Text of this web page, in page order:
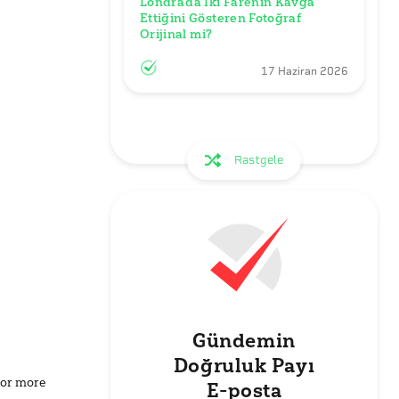
more
Ettiğini Gösteren Fotoğraf
Orijinal mi?
17 Haziran 2026
Rastgele
Gündemin
Doğruluk Payı
E-posta